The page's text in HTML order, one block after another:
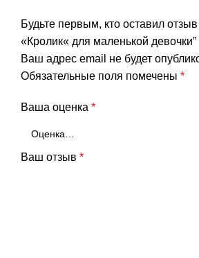
Будьте первым, кто оставил отзыв
«Кролик« для маленькой девочки”
Ваш адрес email не будет
Обязательные поля помечены *
Ваша оценка *
Ваш отзыв *